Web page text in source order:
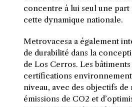
concentre à lui seul une part
cette dynamique nationale.
Metrovacesa a également
de durabilité dans la
de Los Cerros. Les bâtiments
certifications
niveau, avec des objectifs de
émissions de CO2 et